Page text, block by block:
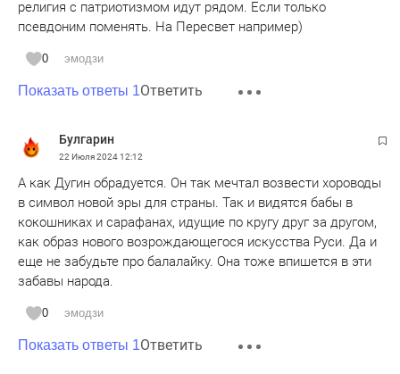
религия с патриотизмом идут рядом. Если только
псевдоним поменять. На Пересвет например)
0 эмодзи
Показать ответы 1Ответить
Булгарин
22 Июля 202412:12
А как Дугин обрадуется. Он так мечтал возвести хороводы
в символ новой эры для страны. Так и видятся бабы в
кокошниках и сарафанах, идущие по кругу друг за другом,
как образ нового возрождающегося искусства Руси. Да и
еще не забудьте про балалайку. Она тоже впишется в эти
забавы народа.
0 эмодзи
Показать ответы 1Ответить